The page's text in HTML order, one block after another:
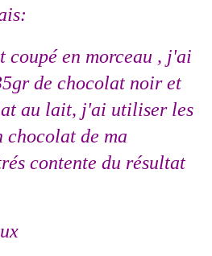
coupé en morceau , j'ai
de chocolat noir et
au lait, j'ai utiliser les
chocolat de ma
contente du résultat